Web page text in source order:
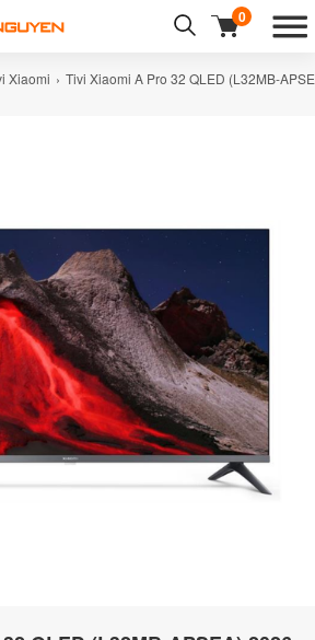
0
Xiaomi Tivi Xiaomi A Pro 32 QLED (L32MB-